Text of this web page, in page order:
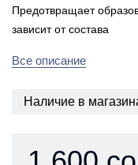
Предотвращает
зависит от состава
Все описание
Наличие в